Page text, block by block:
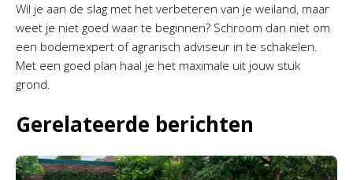
Wil je aan de slag met het verbeteren van je weiland, maar
weet je niet goed waar te beginnen? Schroom dan niet om
een bodemexpert of agrarisch adviseur in te schakelen.
Met een goed plan haal je het maximale uit jouw stuk
grond.
Gerelateerde berichten